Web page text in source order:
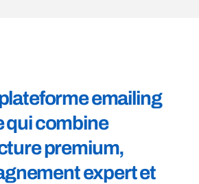
emailing
qui combine
premium,
expert et